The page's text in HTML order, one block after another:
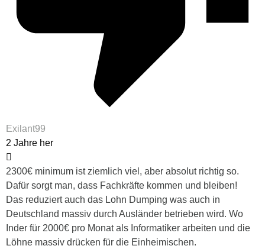
Exilant99
2 Jahre her
2300€ minimum ist ziemlich viel, aber absolut richtig so.
Dafür sorgt man, dass Fachkräfte kommen und bleiben!
Das reduziert auch das Lohn Dumping was auch in
Deutschland massiv durch Ausländer betrieben wird. Wo
Inder für 2000€ pro Monat als Informatiker arbeiten und die
Löhne massiv drücken für die Einheimischen.